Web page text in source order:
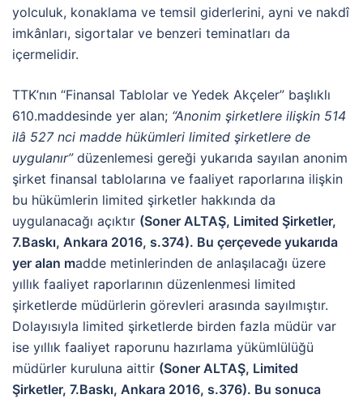
yolculuk, konaklama ve temsil giderlerini, ayni ve nakdî
imkânları, sigortalar ve benzeri teminatları da
içermelidir.
TTK’nın “Finansal Tablolar ve Yedek Akçeler” başlıklı
610.maddesinde yer alan; “Anonim şirketlere ilişkin 514
ilâ 527 nci madde hükümleri limited şirketlere de
uygulanır”düzenlemesi gereği yukarıda sayılan anonim
şirket finansal tablolarına ve faaliyet raporlarına ilişkin
bu hükümlerin limited şirketler hakkında da
uygulanacağı açıktır (Soner ALTAŞ, Limited Şirketler,
7.Baskı, Ankara 2016, s.374). Bu çerçevede yukarıda
yer alan madde metinlerinden de anlaşılacağı üzere
yıllık faaliyet raporlarının düzenlenmesi limited
şirketlerde müdürlerin görevleri arasında sayılmıştır.
Dolayısıyla limited şirketlerde birden fazla müdür var
ise yıllık faaliyet raporunu hazırlama yükümlülüğü
müdürler kuruluna aittir (Soner ALTAŞ, Limited
Şirketler, 7.Baskı, Ankara 2016, s.376). Bu sonuca